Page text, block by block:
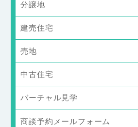
分譲地
建売住宅
売地
中古住宅
バーチャル見学
商談予約メールフォーム